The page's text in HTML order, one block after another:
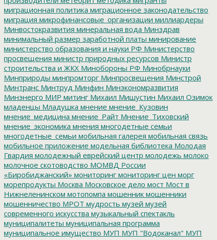
миграционная политика миграционное законодательство
миграция микрофинансовые_организации миллиардеры
Минвостокразвития минеральная вода Минздрав
минимальный размер заработной платы минирование
министерство образования и науки РФ Министерство
просвещения министр природных ресурсов Министр
строительства и ЖКХ Минобороны РФ Минобрнауки
Минприроды минпромторг Минпросвещения Минстрой
Минтранс Минтруд Минфин Минэкономразвития
Минэнерго МИР митинг Михаил Мишустин Михаил Озимок
младенцы Младушка мнение мнение_Кузовин
мнение_медицина мнение_Райт Мнение_Тиховский
мнение_экономика мнения многодетные семьи
многодетные_семьи мобильная галерея мобильная связь
мобильное приложение модельная библиотека Молодая
Гвардия молодежный еврейский центр молодежь молоко
молочное скотоводство МОМВД России
«Биробиджанский» мониторинг мониторинг цен морг
морепродукты Москва Московское дело мост Мост в
Нижнеленинском мотопомпа мошенник мошенники
мошенничество МРОТ мудрость музей музей
современного искусства музыкальный спектакль
муниципалитеты муниципальная программа
муниципальное имущество МУП МУП "Водоканал" МУП